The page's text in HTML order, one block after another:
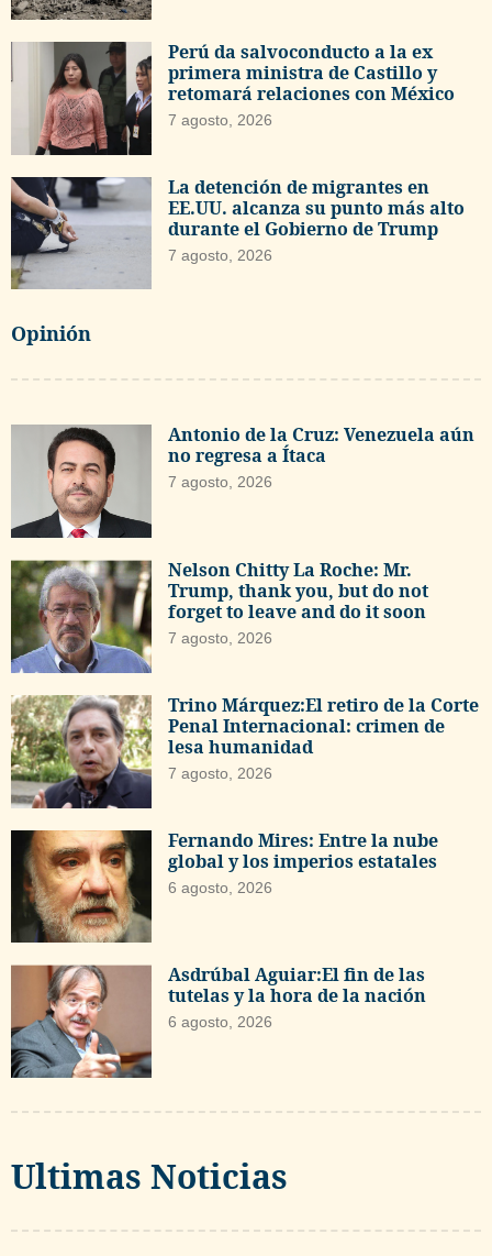
Perú da salvoconducto a la ex
primera ministra de Castillo y
retomará relaciones con México
7 agosto, 2026
La detención de migrantes en
EE.UU. alcanza su punto más alto
durante el Gobierno de Trump
7 agosto, 2026
Opinión
Antonio de la Cruz: Venezuela aún
no regresa a Ítaca
7 agosto, 2026
Nelson Chitty La Roche: Mr.
Trump, thank you, but do not
forget to leave and do it soon
7 agosto, 2026
Trino Márquez:El retiro de la Corte
Penal Internacional: crimen de
lesa humanidad
7 agosto, 2026
Fernando Mires: Entre la nube
global y los imperios estatales
6 agosto, 2026
Asdrúbal Aguiar:El fin de las
tutelas y la hora de la nación
6 agosto, 2026
Ultimas Noticias